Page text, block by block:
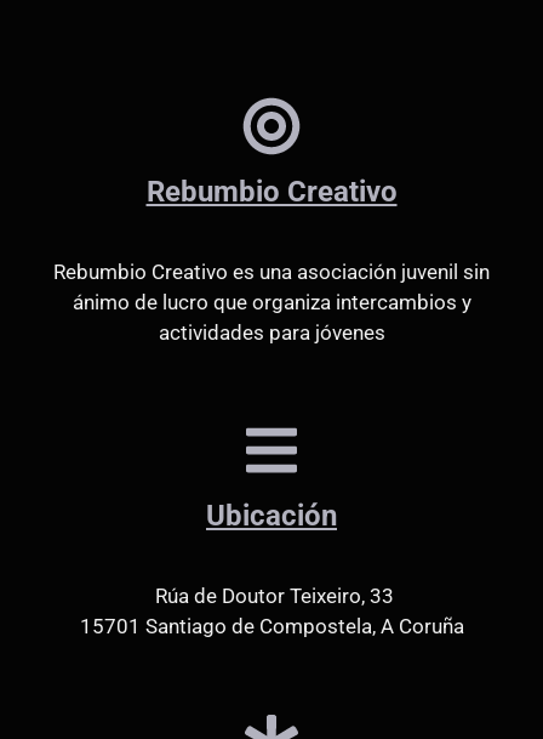
Rebumbio Creativo
Rebumbio Creativo es una asociación juvenil sin
ánimo de lucro que organiza intercambios y
actividades para jóvenes
Ubicación
Rúa de Doutor Teixeiro, 33
15701 Santiago de Compostela, A Coruña